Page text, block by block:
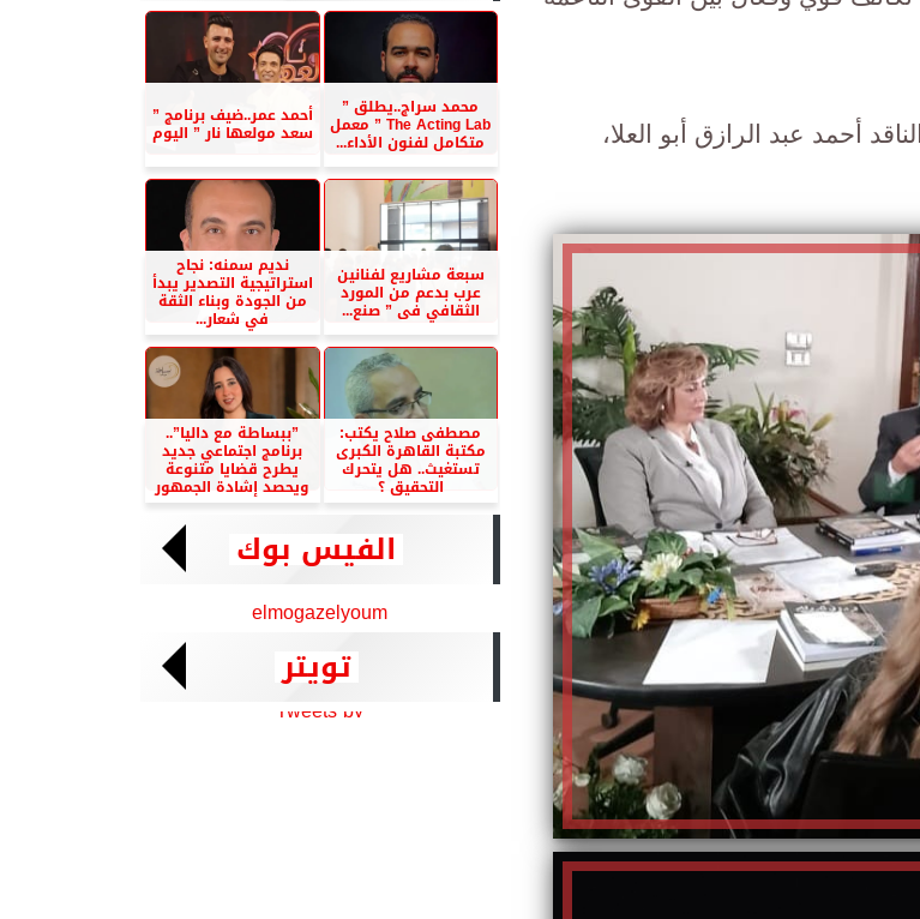
أحمد عبد الرازق أبو العلا،
محمد سراج..يطلق ”
The Acting Lab ” معمل
متكامل لفنون الأداء...
أحمد عمر..ضيف برنامج ”
سعد مولعها نار ” اليوم
سبعة مشاريع لفنانين
عرب بدعم من المورد
الثقافي فى ” صنع...
نديم سمنه: نجاح
استراتيجية التصدير يبدأ
من الجودة وبناء الثقة
في شعار...
مصطفى صلاح يكتب:
مكتبة القاهرة الكبرى
تستغيث.. هل يتحرك
التحقيق ؟
”ببساطة مع داليا”..
برنامج اجتماعي جديد
يطرح قضايا متنوعة
ويحصد إشادة الجمهور
الفيس بوك
elmogazelyoum
تويتر
Tweets by